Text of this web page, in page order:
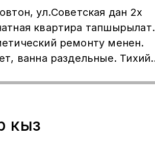
ул.Советская дан 2х
квартира тапшырылат.
ремонту менен.
ванна раздельные. Тихий
кровати, шкафы-
условиясы менен.
кыз